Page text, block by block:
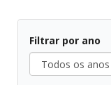
Filtrar por ano
Todos